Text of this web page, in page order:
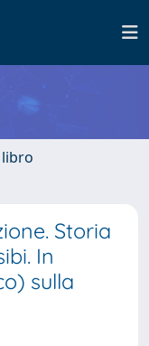
Storia
In
sulla